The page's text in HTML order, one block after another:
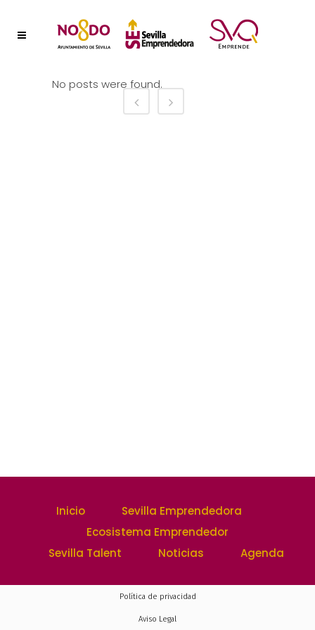
No posts were found.
Inicio
Sevilla Emprendedora
Ecosistema Emprendedor
Sevilla Talent
Noticias Agenda
Política de privacidad
Aviso Legal